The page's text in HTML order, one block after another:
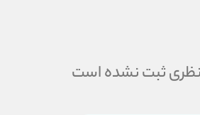
ثبت نشده است